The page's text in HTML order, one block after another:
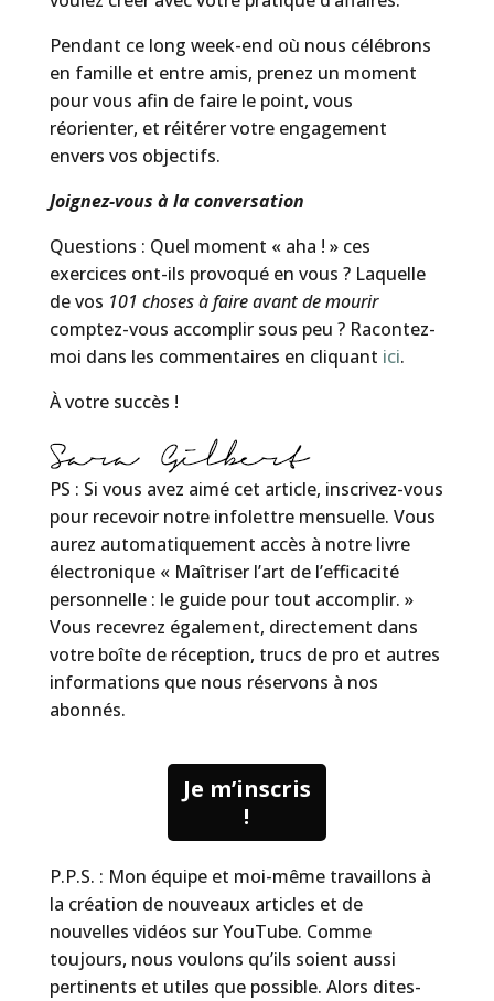
Pendant ce long week-end où nous célébrons
en famille et entre amis, prenez un moment
pour vous afin de faire le point, vous
réorienter, et réitérer votre engagement
envers vos objectifs.
Joignez-vous à la conversation
Questions : Quel moment « aha ! » ces
exercices ont-ils provoqué en vous ? Laquelle
de vos 101 choses à faire avant de mourir
comptez-vous accomplir sous peu ? Racontez-
moi dans les commentaires en cliquant ici.
À votre succès !
PS : Si vous avez aimé cet article, inscrivez-vous
pour recevoir notre infolettre mensuelle. Vous
aurez automatiquement accès à notre livre
électronique « Maîtriser l’art de l’efficacité
personnelle : le guide pour tout accomplir. »
Vous recevrez également, directement dans
votre boîte de réception, trucs de pro et autres
informations que nous réservons à nos
abonnés.
Je m’inscris
!
P.P.S. : Mon équipe et moi-même travaillons à
la création de nouveaux articles et de
nouvelles vidéos sur YouTube. Comme
toujours, nous voulons qu’ils soient aussi
pertinents et utiles que possible. Alors dites-